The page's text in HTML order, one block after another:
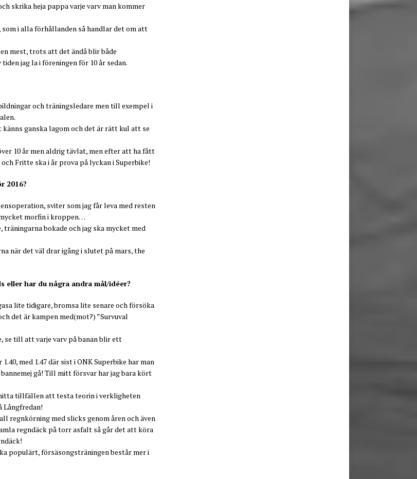
skrika heja pappa varje varv man kommer
i alla förhållanden så handlar det om att
mest, trots att det ändå blir både
jag la i föreningen för 10 år sedan.
och träningsledare men till exempel i
ganska lagom och det är rätt kul att se
10 år men aldrig tävlat, men efter att ha fått
Fritte ska i år prova på lyckan i Superbike!
2016?
sviter som jag får leva med resten
mycket morfin i kroppen…
träningarna bokade och jag ska mycket med
när det väl drar igång i slutet på mars, the
eller har du några andra mål/idéer?
lite tidigare, bromsa lite senare och försöka
det är kampen med(mot?) ”Survuval
se till att varje varv på banan blir ett
med 1.47 där sist i ONK Superbike har man
gå! Till mitt försvar har jag bara kört
tillfällen att testa teorin i verkligheten
Långfredan!
regnkörning med slicks genom åren och även
regndäck på torr asfalt så går det att köra
populärt, försäsongsträningen består mer i